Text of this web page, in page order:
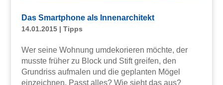
Das Smartphone als Innenarchitekt
14.01.2015| Tipps
Wer seine Wohnung umdekorieren möchte, der
musste früher zu Block und Stift greifen, den
Grundriss aufmalen und die geplanten Mögel
einzeichnen. Passt alles? Wie sieht das aus?